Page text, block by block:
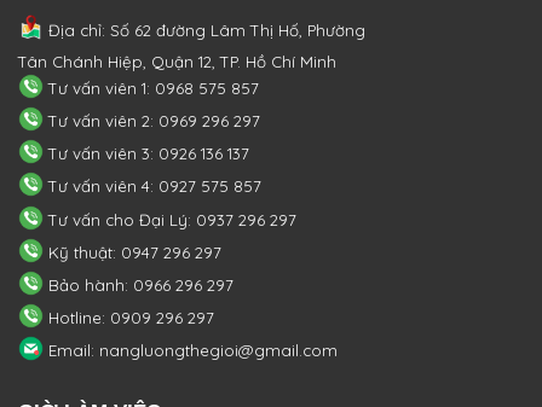
Địa chỉ: Số 62 đường Lâm Thị Hố, Phường
Tân Chánh Hiệp, Quận 12, TP. Hồ Chí Minh
Tư vấn viên 1: 0968 575 857
Tư vấn viên 2: 0969 296 297
Tư vấn viên 3: 0926 136 137
Tư vấn viên 4: 0927 575 857
Tư vấn cho Đại Lý: 0937 296 297
Kỹ thuật: 0947 296 297
Bảo hành: 0966 296 297
Hotline: 0909 296 297
Email: nangluongthegioi@gmail.com